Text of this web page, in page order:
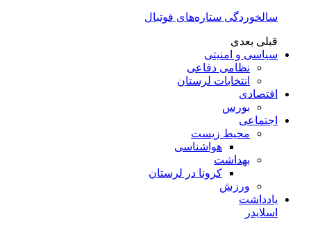
سالخوردگی ستاره‌های فوتبال
قبلی بعدی
سیاسی و امنیتی
نظامی دفاعی
انتخابات لرستان
اقتصادی
بورس
اجتماعی
محیط زیست
هواشناسی
بهداشت
کرونا در لرستان
ورزش
یادداشت
اسلایدر